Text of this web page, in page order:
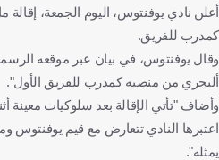
كرة قدم
أعلن نادي يوفنتوس، اليوم الجمعة،
كمدرب للفريق.
وقال يوفنتوس، في بيان عبر موقعه
أليجري من منصبه كمدرب للفريق الأول".
وأضاف "تأتي الإقالة بعد سلوكيات معينة
اعتبرها النادي تتعارض مع قيم يوفنتوس
يمثله".